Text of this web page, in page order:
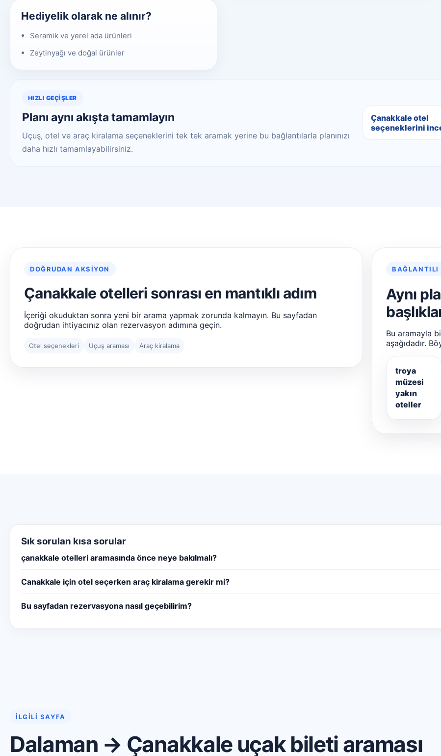
Hediyelik olarak ne alınır?
Seramik ve yerel ada ürünleri
Zeytinyağı ve doğal ürünler
HIZLI GEÇIŞLER
Planı aynı akışta tamamlayın
Uçuş, otel ve araç kiralama seçeneklerini tek tek aramak yerine bu bağlantılarla planınızı
daha hızlı tamamlayabilirsiniz.
Çanakkale otel
seçeneklerini
DOĞRUDAN AKSIYON
Çanakkale otelleri sonrası en mantıklı adım
İçeriği okuduktan sonra yeni bir arama yapmak zorunda kalmayın. Bu sayfadan
doğrudan ihtiyacınız olan rezervasyon adımına geçin.
Otel seçenekleri Uçuş araması Araç kiralama
BAĞLANTILI
Aynı
Bu aramayla
aşağıdadır.
troya
müzesi
yakın
oteller
Sık sorulan kısa sorular
çanakkale otelleri aramasında önce neye bakılmalı?
Canakkale için otel seçerken araç kiralama gerekir mi?
Bu sayfadan rezervasyona nasıl geçebilirim?
İLGILI SAYFA
Dalaman → Çanakkale uçak bileti araması